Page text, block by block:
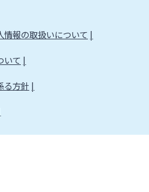
情報の取扱いについて
いて
る方針